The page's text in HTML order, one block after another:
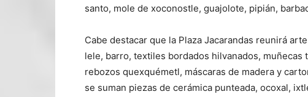
santo, mole de xoconostle, guajolote, pipián,
Cabe destacar que la Plaza Jacarandas reunirá
lele, barro, textiles bordados hilvanados,
rebozos quexquémetl, máscaras de madera y
se suman piezas de cerámica punteada, ocoxal,